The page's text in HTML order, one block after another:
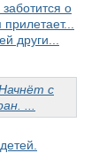
о
други...
с
...